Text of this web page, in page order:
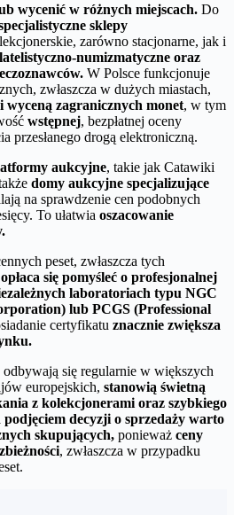
wycenić w różnych miejscach. Do
sklepy
zarówno stacjonarne, jak i
numizmatyczne oraz
W Polsce funkcjonuje
zwłaszcza w dużych miastach,
wyceną zagranicznych monet, w tym
wstępnej, bezpłatnej oceny
przesłanego drogą elektroniczną.
aukcyjne, takie jak Catawiki
domy aukcyjne specjalizujące
na sprawdzenie cen podobnych
To ułatwia oszacowanie
peset, zwłaszcza tych
opłaca się pomyśleć o profesjonalnej
laboratoriach typu NGC
lub PCGS (Professional
certyfikatu znacznie zwiększa
się regularnie w większych
europejskich, stanowią świetną
z kolekcjonerami oraz szybkiego
podjęciem decyzji o sprzedaży warto
skupujących, ponieważ ceny
, zwłaszcza w przypadku